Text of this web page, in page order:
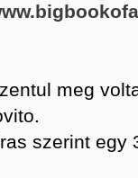
meg
szerint egy